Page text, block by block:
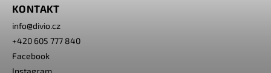
KONTAKT
info@divio.cz
+420 605 777 840
Facebook
Instagram